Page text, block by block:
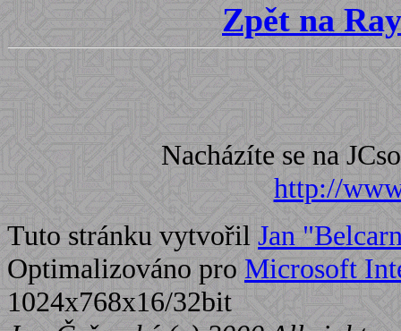
Zpět na
Nacházíte se na
http://
Tuto stránku vytvořil Jan
Optimalizováno pro Microsoft
1024x768x16/32bit